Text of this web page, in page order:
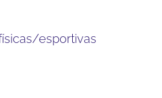
esportivas